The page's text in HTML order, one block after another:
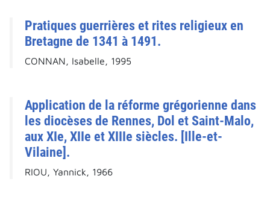
Pratiques guerrières et rites religieux en
Bretagne de 1341 à 1491.
CONNAN, Isabelle, 1995
Application de la réforme grégorienne dans
les diocèses de Rennes, Dol et Saint-Malo,
aux XIe, XIIe et XIIIe siècles. [Ille-et-
Vilaine].
RIOU, Yannick, 1966